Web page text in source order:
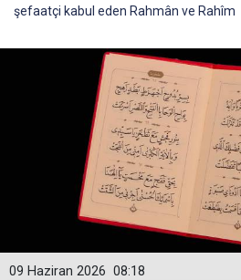
şefaatçi kabul eden Rahmân ve Rahîm
08:18
09 Haziran 2026